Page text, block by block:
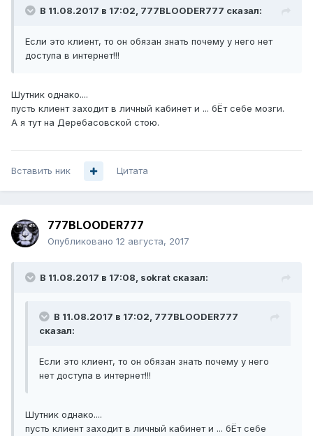
В 11.08.2017 в 17:02, 777BLOODER777 сказал:
Если это клиент, то он обязан знать почему у него нет
доступа в интернет!!!
Шутник однако....
пусть клиент заходит в личный кабинет и ... бЁт себе мозги.
А я тут на Деребасовской стою.
Вставить ник Цитата
777BLOODER777
Опубликовано 12 августа, 2017
В 11.08.2017 в 17:08, sokrat сказал:
В 11.08.2017 в 17:02, 777BLOODER777
сказал:
Если это клиент, то он обязан знать почему у него
нет доступа в интернет!!!
Шутник однако....
пусть клиент заходит в личный кабинет и ... бЁт себе